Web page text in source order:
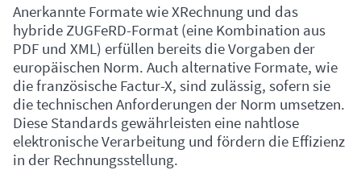
Anerkannte Formate wie XRechnung und das
hybride ZUGFeRD-Format (eine Kombination aus
PDF und XML) erfüllen bereits die Vorgaben der
europäischen Norm. Auch alternative Formate, wie
die französische Factur-X, sind zulässig, sofern sie
die technischen Anforderungen der Norm umsetzen.
Diese Standards gewährleisten eine nahtlose
elektronische Verarbeitung und fördern die Effizienz
in der Rechnungsstellung.